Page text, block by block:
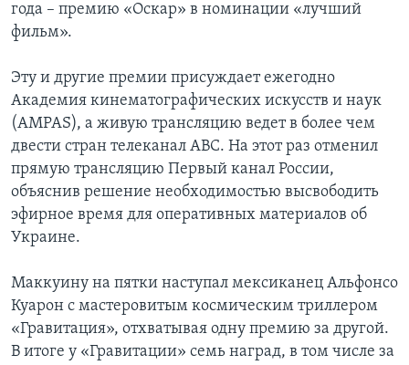
года – премию «Оскар» в номинации «лучший
фильм».
Эту и другие премии присуждает ежегодно
Академия кинематографических искусств и наук
(AMPAS), а живую трансляцию ведет в более чем
двести стран телеканал ABC. На этот раз отменил
прямую трансляцию Первый канал России,
объяснив решение необходимостью высвободить
эфирное время для оперативных материалов об
Украине.
Маккуину на пятки наступал мексиканец Альфонсо
Куарон с мастеровитым космическим триллером
«Гравитация», отхватывая одну премию за другой.
В итоге у «Гравитации» семь наград, в том числе за